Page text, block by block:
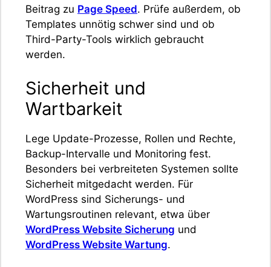
Beitrag zu Page Speed. Prüfe außerdem, ob
Templates unnötig schwer sind und ob
Third-Party-Tools wirklich gebraucht
werden.
Sicherheit und
Wartbarkeit
Lege Update-Prozesse, Rollen und Rechte,
Backup-Intervalle und Monitoring fest.
Besonders bei verbreiteten Systemen sollte
Sicherheit mitgedacht werden. Für
WordPress sind Sicherungs- und
Wartungsroutinen relevant, etwa über
WordPress Website Sicherung und
WordPress Website Wartung.